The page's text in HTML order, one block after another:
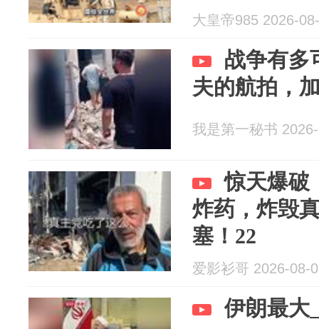
大皇帝985 2026-
战争有多
夫的航拍，
我是第一秘书
惊天爆破
炸药，炸毁
塞！22
爱影衫哥 2026-08-
伊朗最大